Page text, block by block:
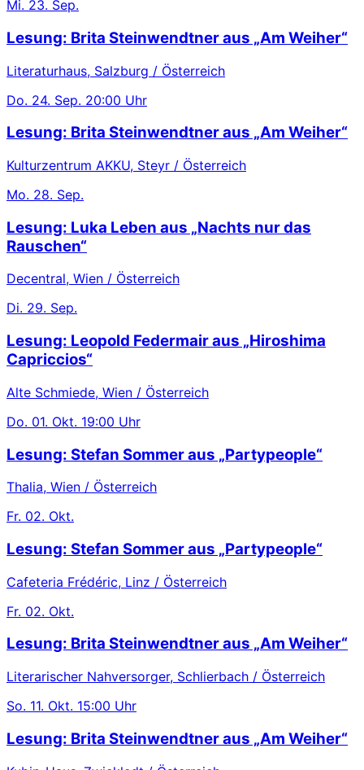
Mi. 23. Sep.
Lesung: Brita Steinwendtner aus „Am Weiher“
Literaturhaus, Salzburg / Österreich
Do. 24. Sep. 20:00 Uhr
Lesung: Brita Steinwendtner aus „Am Weiher“
Kulturzentrum AKKU, Steyr / Österreich
Mo. 28. Sep.
Lesung: Luka Leben aus „Nachts nur das
Rauschen“
Decentral, Wien / Österreich
Di. 29. Sep.
Lesung: Leopold Federmair aus „Hiroshima
Capriccios“
Alte Schmiede, Wien / Österreich
Do. 01. Okt. 19:00 Uhr
Lesung: Stefan Sommer aus „Partypeople“
Thalia, Wien / Österreich
Fr. 02. Okt.
Lesung: Stefan Sommer aus „Partypeople“
Cafeteria Frédéric, Linz / Österreich
Fr. 02. Okt.
Lesung: Brita Steinwendtner aus „Am Weiher“
Literarischer Nahversorger, Schlierbach / Österreich
So. 11. Okt. 15:00 Uhr
Lesung: Brita Steinwendtner aus „Am Weiher“